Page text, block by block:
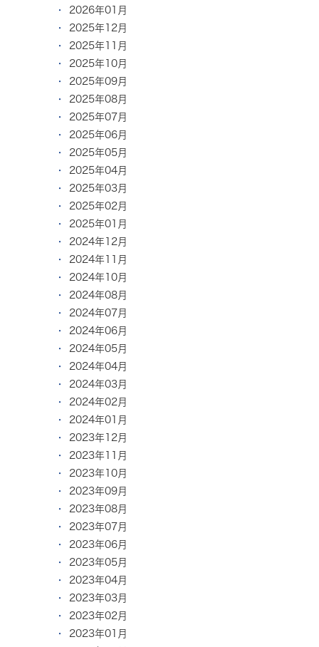
2026年01月
2025年12月
2025年11月
2025年10月
2025年09月
2025年08月
2025年07月
2025年06月
2025年05月
2025年04月
2025年03月
2025年02月
2025年01月
2024年12月
2024年11月
2024年10月
2024年08月
2024年07月
2024年06月
2024年05月
2024年04月
2024年03月
2024年02月
2024年01月
2023年12月
2023年11月
2023年10月
2023年09月
2023年08月
2023年07月
2023年06月
2023年05月
2023年04月
2023年03月
2023年02月
2023年01月